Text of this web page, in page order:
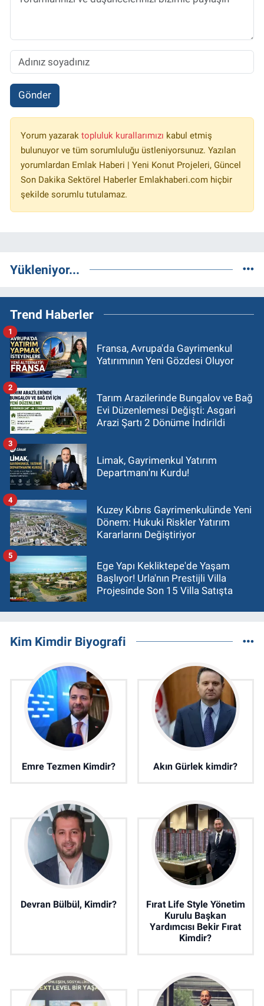
Gönder
Yorum yazarak topluluk kurallarımızı kabul etmiş
bulunuyor ve tüm sorumluluğu üstleniyorsunuz. Yazılan
yorumlardan Emlak Haberi | Yeni Konut Projeleri, Güncel
Son Dakika Sektörel Haberler Emlakhaberi.com hiçbir
şekilde sorumlu tutulamaz.
Yükleniyor...
Trend Haberler
Fransa, Avrupa'da Gayrimenkul
Yatırımının Yeni Gözdesi Oluyor
1
Tarım Arazilerinde Bungalov ve Bağ
Evi Düzenlemesi Değişti: Asgari
Arazi Şartı 2 Dönüme İndirildi
2
Limak, Gayrimenkul Yatırım
Departmanı'nı Kurdu!
3
Kuzey Kıbrıs Gayrimenkulünde Yeni
Dönem: Hukuki Riskler Yatırım
Kararlarını Değiştiriyor
4
Ege Yapı Kekliktepe'de Yaşam
Başlıyor! Urla'nın Prestijli Villa
Projesinde Son 15 Villa Satışta
5
Kim Kimdir Biyografi
Emre Tezmen Kimdir? Akın Gürlek kimdir?
Devran Bülbül, Kimdir?
Fırat Life Style Yönetim
Kurulu Başkan
Yardımcısı Bekir Fırat
Kimdir?